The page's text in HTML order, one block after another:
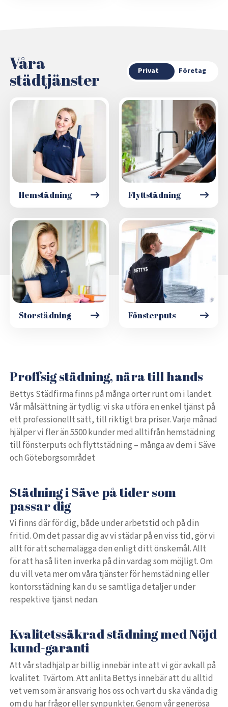
Våra
städtjänster
Privat Företag
Hemstädning Flyttstädning
Storstädning Fönsterputs
Proffsig städning, nära till hands
Bettys Städfirma finns på många orter runt om i landet.
Vår målsättning är tydlig: vi ska utföra en enkel tjänst på
ett professionellt sätt, till riktigt bra priser. Varje månad
hjälper vi fler än 5500 kunder med alltifrån hemstädning
till fönsterputs och flyttstädning – många av dem i Säve
och Göteborgsområdet
Städning i Säve på tider som
passar dig
Vi finns där för dig, både under arbetstid och på din
fritid. Om det passar dig av vi städar på en viss tid, gör vi
allt för att schemalägga den enligt ditt önskemål. Allt
för att ha så liten inverka på din vardag som möjligt. Om
du vill veta mer om våra tjänster för hemstädning eller
kontorsstädning kan du se samtliga detaljer under
respektive tjänst nedan.
Kvalitetssäkrad städning med Nöjd
kund-garanti
Att vår städhjälp är billig innebär inte att vi gör avkall på
kvalitet. Tvärtom. Att anlita Bettys innebär att du alltid
vet vem som är ansvarig hos oss och vart du ska vända dig
om du har frågor eller synpunkter. Genom vår generösa